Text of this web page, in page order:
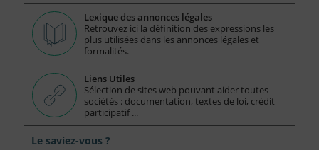
Lexique des annonces légales
Retrouvez ici la définition des expressions les
plus utilisées dans les annonces légales et
formalités.
Liens Utiles
Sélection de sites web pouvant aider toutes
sociétés : documentation, textes de loi, crédit
participatif ...
Le saviez-vous ?